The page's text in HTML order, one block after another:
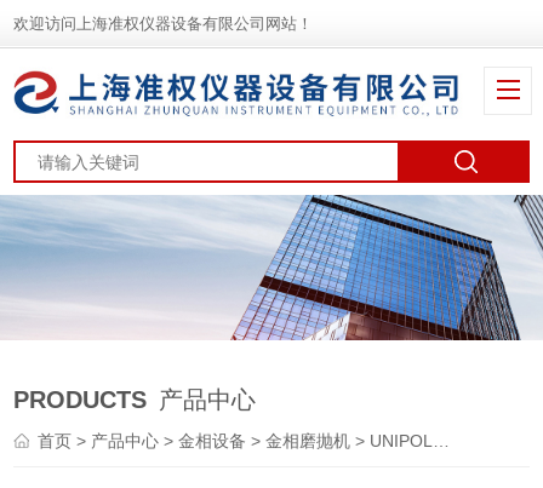
欢迎访问上海准权仪器设备有限公司网站！
PRODUCTS 产品中心
首页> 产品中心 >金相设备 >金相磨抛机 > UNIPOL-1202自动精密研磨抛光机